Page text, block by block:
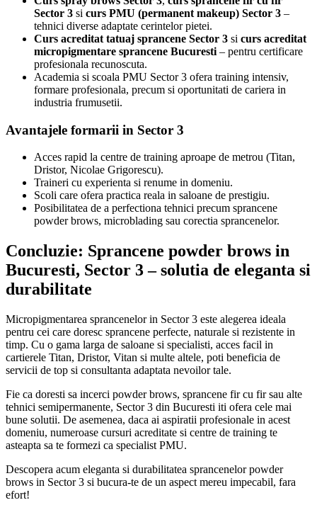
Sector 3 si curs PMU (permanent makeup) Sector 3 –
tehnici diverse adaptate cerintelor pietei.
Curs acreditat tatuaj sprancene Sector 3 si curs acreditat
micropigmentare sprancene Bucuresti – pentru certificare
profesionala recunoscuta.
Academia si scoala PMU Sector 3 ofera training intensiv,
formare profesionala, precum si oportunitati de cariera in
industria frumusetii.
Avantajele formarii in Sector 3
Acces rapid la centre de training aproape de metrou (Titan,
Dristor, Nicolae Grigorescu).
Traineri cu experienta si renume in domeniu.
Scoli care ofera practica reala in saloane de prestigiu.
Posibilitatea de a perfectiona tehnici precum sprancene
powder brows, microblading sau corectia sprancenelor.
Concluzie: Sprancene powder brows in
Bucuresti, Sector 3 – solutia de eleganta si
durabilitate
Micropigmentarea sprancenelor in Sector 3 este alegerea ideala
pentru cei care doresc sprancene perfecte, naturale si rezistente in
timp. Cu o gama larga de saloane si specialisti, acces facil in
cartierele Titan, Dristor, Vitan si multe altele, poti beneficia de
servicii de top si consultanta adaptata nevoilor tale.
Fie ca doresti sa incerci powder brows, sprancene fir cu fir sau alte
tehnici semipermanente, Sector 3 din Bucuresti iti ofera cele mai
bune solutii. De asemenea, daca ai aspiratii profesionale in acest
domeniu, numeroase cursuri acreditate si centre de training te
asteapta sa te formezi ca specialist PMU.
Descopera acum eleganta si durabilitatea sprancenelor powder
brows in Sector 3 si bucura-te de un aspect mereu impecabil, fara
efort!